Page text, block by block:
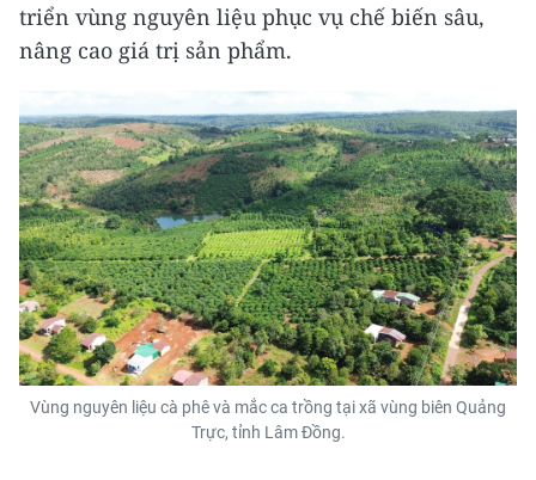
triển vùng nguyên liệu phục vụ chế biến sâu,
nâng cao giá trị sản phẩm.
Vùng nguyên liệu cà phê và mắc ca trồng tại xã vùng biên Quảng
Trực, tỉnh Lâm Đồng.